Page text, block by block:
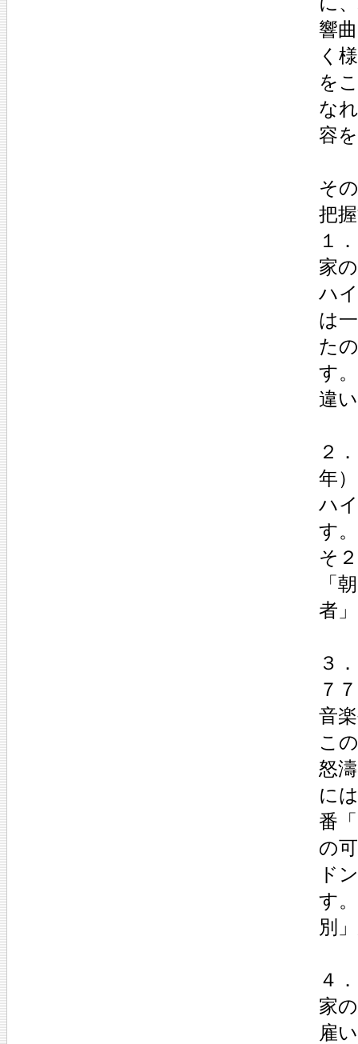
響
く
を
な
容
そ
把
１
家
ハ
は
た
す
違
２
年
ハ
す
そ
「
者
３
７
音
こ
怒
に
番
の
ド
す
別
４
家
雇